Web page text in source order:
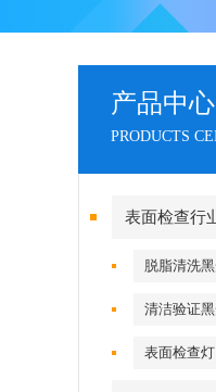
产品中心
PRODUCTS
表面检查行
脱脂清洗
清洁验证
表面检查灯